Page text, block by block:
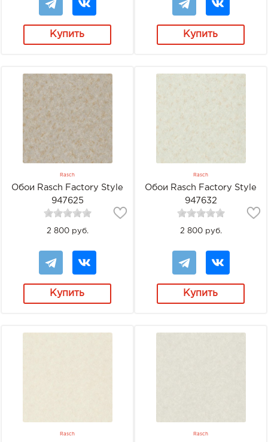
Купить Купить
Rasch
Обои Rasch Factory Style
947625
2 800 руб.
Купить
Rasch
Обои Rasch Factory Style
947632
2 800 руб.
Купить
Rasch Rasch